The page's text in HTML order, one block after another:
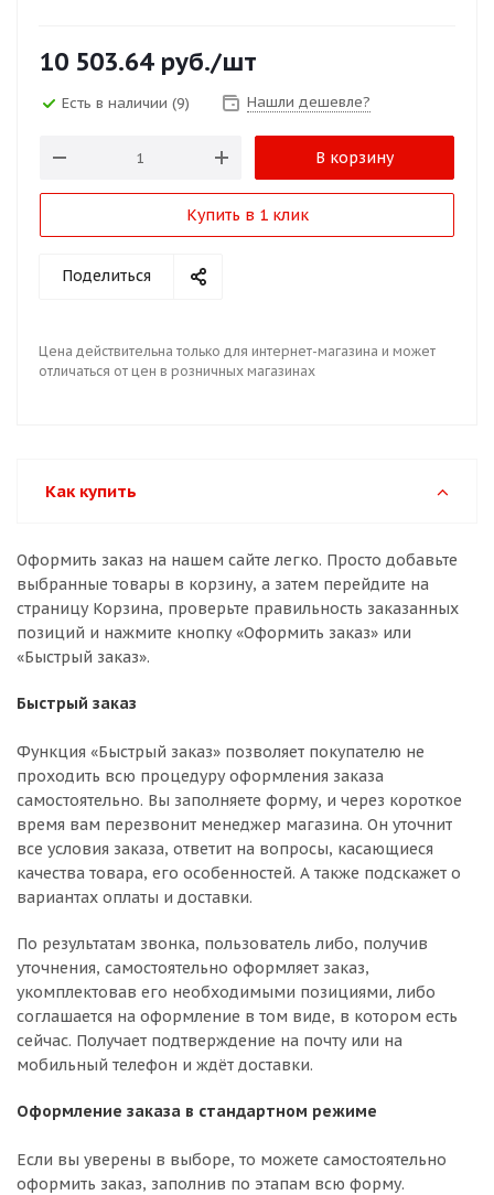
10 503.64руб./шт
Есть в наличии (9) Нашли дешевле?
В корзину
Купить в 1 клик
Поделиться
Цена действительна только для интернет-магазина и может
отличаться от цен в розничных магазинах
Как купить
Оформить заказ на нашем сайте легко. Просто добавьте
выбранные товары в корзину, а затем перейдите на
страницу Корзина, проверьте правильность заказанных
позиций и нажмите кнопку «Оформить заказ» или
«Быстрый заказ».
Быстрый заказ
Функция «Быстрый заказ» позволяет покупателю не
проходить всю процедуру оформления заказа
самостоятельно. Вы заполняете форму, и через короткое
время вам перезвонит менеджер магазина. Он уточнит
все условия заказа, ответит на вопросы, касающиеся
качества товара, его особенностей. А также подскажет о
вариантах оплаты и доставки.
По результатам звонка, пользователь либо, получив
уточнения, самостоятельно оформляет заказ,
укомплектовав его необходимыми позициями, либо
соглашается на оформление в том виде, в котором есть
сейчас. Получает подтверждение на почту или на
мобильный телефон и ждёт доставки.
Оформление заказа в стандартном режиме
Если вы уверены в выборе, то можете самостоятельно
оформить заказ, заполнив по этапам всю форму.